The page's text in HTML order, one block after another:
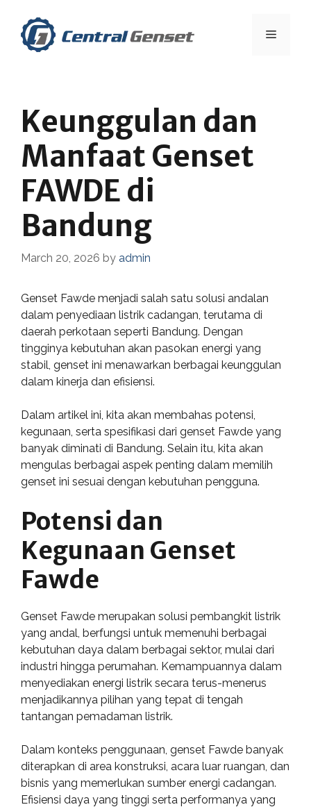
content
Menu
Keunggulan dan
Manfaat Genset
FAWDE di
Bandung
March 20, 2026 by admin
Genset Fawde menjadi salah satu solusi andalan
dalam penyediaan listrik cadangan, terutama di
daerah perkotaan seperti Bandung. Dengan
tingginya kebutuhan akan pasokan energi yang
stabil, genset ini menawarkan berbagai keunggulan
dalam kinerja dan efisiensi.
Dalam artikel ini, kita akan membahas potensi,
kegunaan, serta spesifikasi dari genset Fawde yang
banyak diminati di Bandung. Selain itu, kita akan
mengulas berbagai aspek penting dalam memilih
genset ini sesuai dengan kebutuhan pengguna.
Potensi dan
Kegunaan Genset
Fawde
Genset Fawde merupakan solusi pembangkit listrik
yang andal, berfungsi untuk memenuhi berbagai
kebutuhan daya dalam berbagai sektor, mulai dari
industri hingga perumahan. Kemampuannya dalam
menyediakan energi listrik secara terus-menerus
menjadikannya pilihan yang tepat di tengah
tantangan pemadaman listrik.
Dalam konteks penggunaan, genset Fawde banyak
diterapkan di area konstruksi, acara luar ruangan, dan
bisnis yang memerlukan sumber energi cadangan.
Efisiensi daya yang tinggi serta performanya yang